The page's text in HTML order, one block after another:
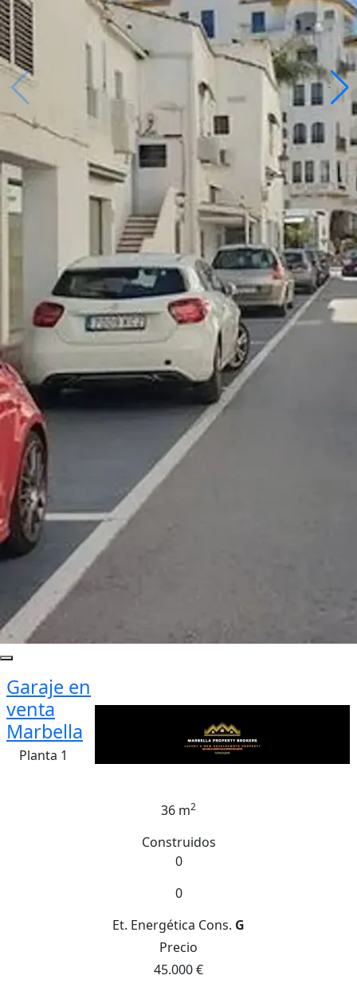
Garaje en
venta
Marbella
Planta 1
36 m2
Construidos
0
0
Et. Energética Cons. G
Precio
45.000 €